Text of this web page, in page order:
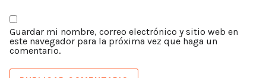
Guardar mi nombre, correo electrónico y sitio web en
este navegador para la próxima vez que haga un
comentario.